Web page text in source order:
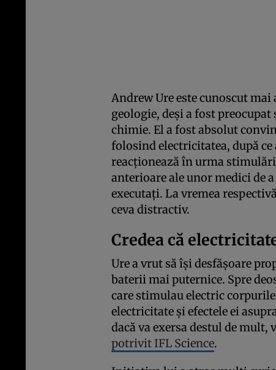
Andrew Ure este cunoscut
geologie, deși a fost
chimie. El a fost absolut
folosind electricitatea, după
reacționează în urma
anterioare ale unor medici de
executați. La vremea
ceva distractiv.
Credea că
Ure a vrut să își desfășoare
baterii mai puternice. Spre
care stimulau electric
electricitate și efectele ei
dacă va exersa destul de mult,
potrivit IFL Science.